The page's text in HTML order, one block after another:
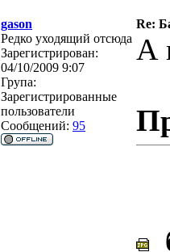
gason
Re:
Редко уходящий отсюда
Зарегистрирован:
04/10/2009 9:07
Група:
Зарегистрированные
пользователи
Сообщений: 95
А